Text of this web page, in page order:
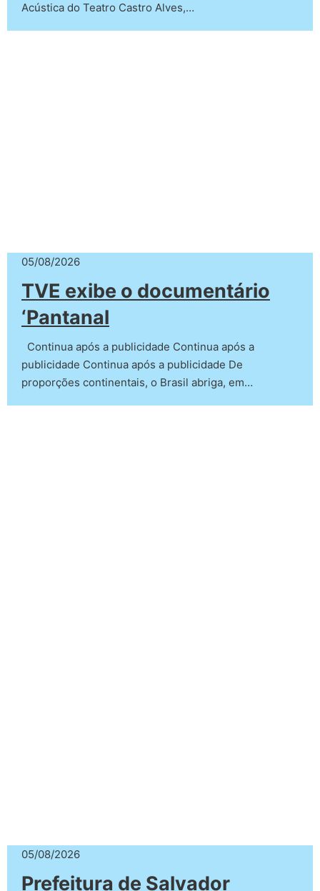
Acústica do Teatro Castro Alves,…
05/08/2026
TVE exibe o documentário
‘Pantanal
Continua após a publicidade Continua após a
publicidade Continua após a publicidade De
proporções continentais, o Brasil abriga, em…
05/08/2026
Prefeitura de Salvador